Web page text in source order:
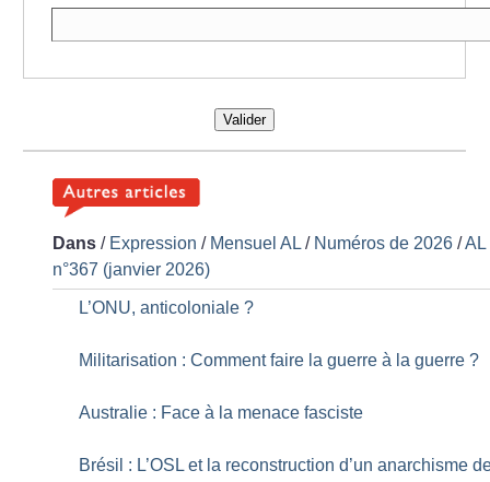
Valider
Dans / Expression / Mensuel AL / Numéros de 2026 /AL
n°367 (janvier 2026)
L’ONU, anticoloniale ?
Militarisation : Comment faire la guerre à la guerre ?
Australie : Face à la menace fasciste
Brésil : L’OSL et la reconstruction d’un anarchisme